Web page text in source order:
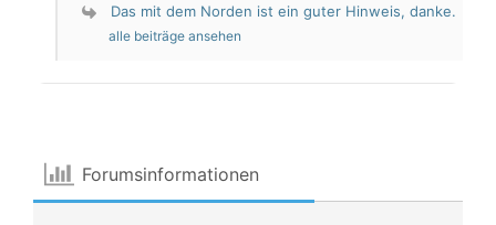
Das mit dem Norden ist ein guter Hinweis, danke.
alle beiträge ansehen
Forumsinformationen